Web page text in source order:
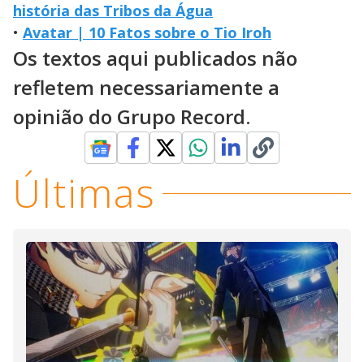
história das Tribos da Água
• Avatar | 10 Fatos sobre o Tio Iroh
Os textos aqui publicados não
refletem necessariamente a
opinião do Grupo Record.
Últimas